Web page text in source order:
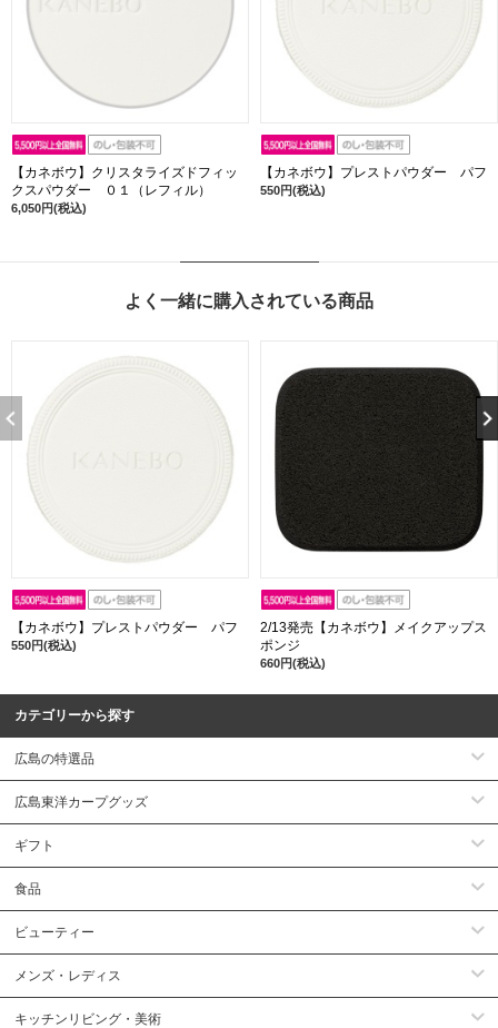
【カネボウ】クリスタライズドフィッ
クスパウダー ０１（レフィル）
6,050円(税込)
【カネボウ】プレストパウダー パフ
550円(税込)
よく一緒に購入されている商品
【カネボウ】プレストパウダー パフ
550円(税込)
2/13発売【カネボウ】メイクアップス
ポンジ
660円(税込)
カテゴリーから探す
広島の特選品
広島東洋カープグッズ
ギフト
食品
ビューティー
メンズ・レディス
キッチンリビング・美術